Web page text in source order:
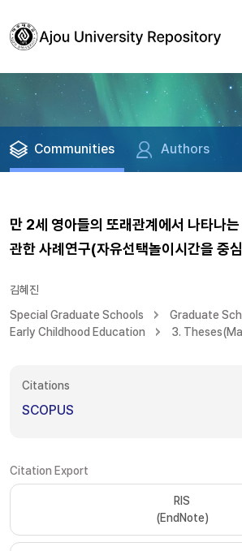
Communities Authors
만 2세 영아들의 또래관계에서 나타나는
관한 사례연구(자유선택놀이시간을 중
김혜진
Special Graduate Schools
Graduate
Early Childhood Education
3.
Citations
SCOPUS
Citation Export
RIS
(EndNote)